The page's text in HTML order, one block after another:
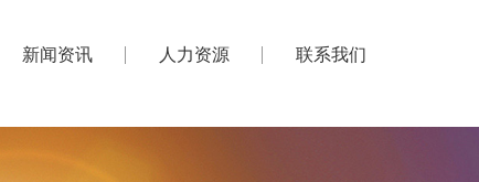
新闻资讯 人力资源 联系我们